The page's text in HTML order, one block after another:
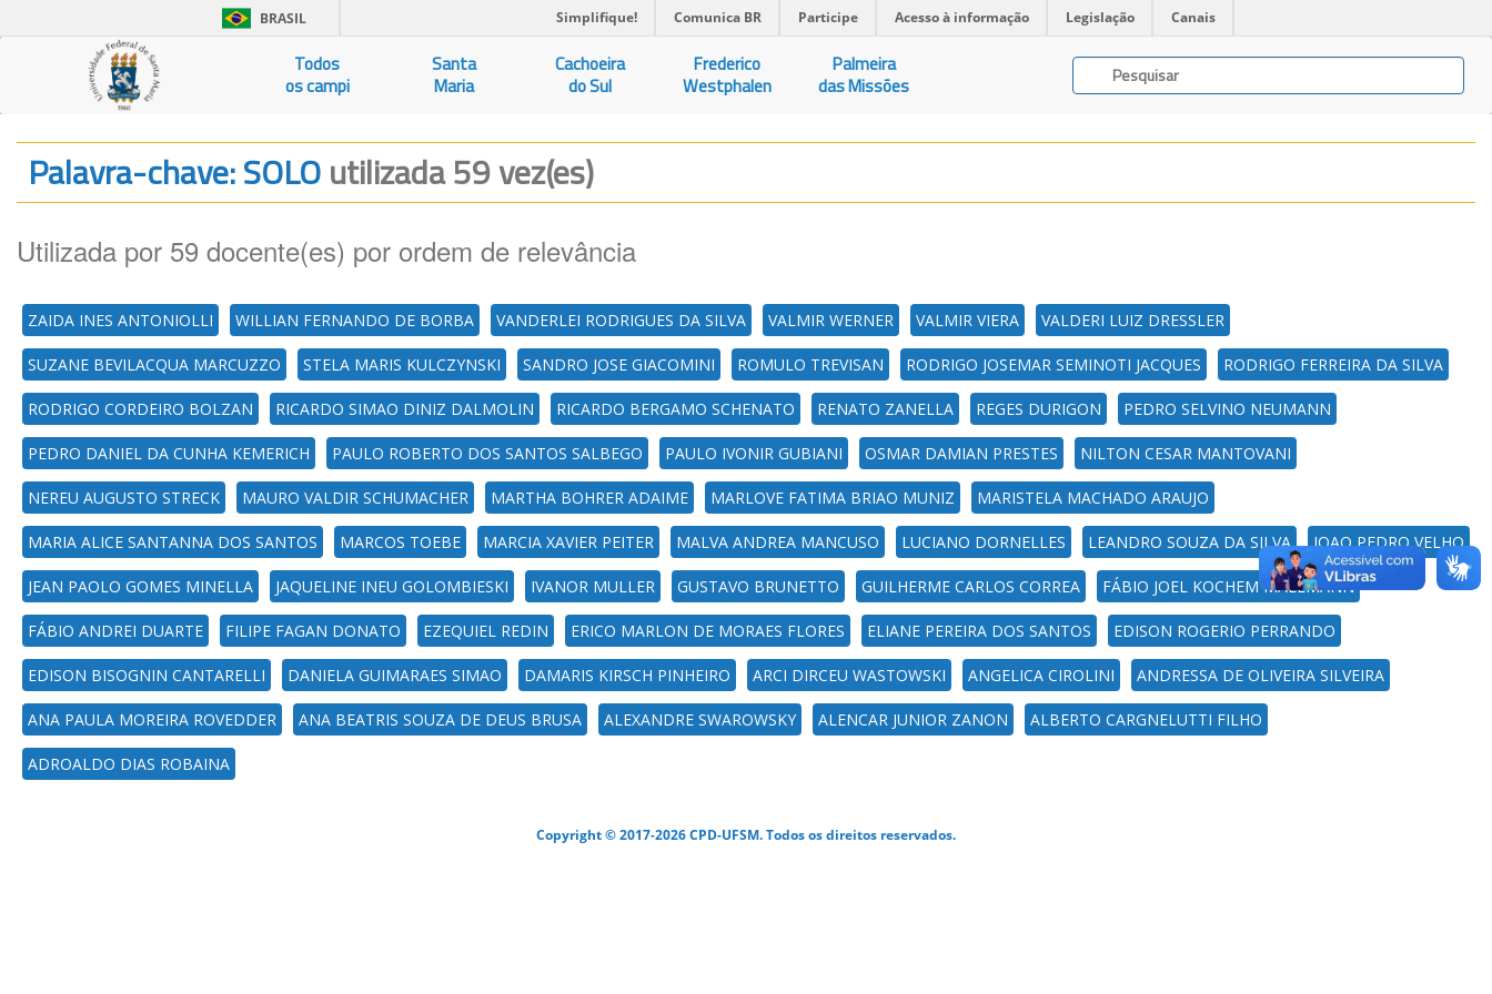
BRASIL Simplifique! Comunica BR Participe Acesso à informação Legislação Canais
Todos
os campi
Santa
Maria
Cachoeira
do Sul
Frederico
Westphalen
Palmeira
das Missões
Palavra-chave: SOLOutilizada 59 vez(es)
Utilizada por 59 docente(es) por ordem de relevância
ZAIDA INES ANTONIOLLI WILLIAN FERNANDO DE BORBA VANDERLEI RODRIGUES DA SILVA VALMIR WERNER VALMIR VIERA VALDERI LUIZ DRESSLER
SUZANE BEVILACQUA MARCUZZO STELA MARIS KULCZYNSKI SANDRO JOSE GIACOMINI ROMULO TREVISAN RODRIGO JOSEMAR SEMINOTI JACQUES RODRIGO FERREIRA DA SILVA
RODRIGO CORDEIRO BOLZAN RICARDO SIMAO DINIZ DALMOLIN RICARDO BERGAMO SCHENATO RENATO ZANELLA REGES DURIGON PEDRO SELVINO NEUMANN
PEDRO DANIEL DA CUNHA KEMERICH PAULO ROBERTO DOS SANTOS SALBEGO PAULO IVONIR GUBIANI OSMAR DAMIAN PRESTES NILTON CESAR MANTOVANI
NEREU AUGUSTO STRECK MAURO VALDIR SCHUMACHER MARTHA BOHRER ADAIME MARLOVE FATIMA BRIAO MUNIZ MARISTELA MACHADO ARAUJO
MARIA ALICE SANTANNA DOS SANTOS MARCOS TOEBE MARCIA XAVIER PEITER MALVA ANDREA MANCUSO LUCIANO DORNELLES LEANDRO SOUZA DA SILVA JOAO PEDRO VELHO
JEAN PAOLO GOMES MINELLA JAQUELINE INEU GOLOMBIESKI IVANOR MULLER GUSTAVO BRUNETTO GUILHERME CARLOS CORREA FÁBIO JOEL KOCHEM MALLMANN
FÁBIO ANDREI DUARTE FILIPE FAGAN DONATO EZEQUIEL REDIN ERICO MARLON DE MORAES FLORES ELIANE PEREIRA DOS SANTOS EDISON ROGERIO PERRANDO
EDISON BISOGNIN CANTARELLI DANIELA GUIMARAES SIMAO DAMARIS KIRSCH PINHEIRO ARCI DIRCEU WASTOWSKI ANGELICA CIROLINI ANDRESSA DE OLIVEIRA SILVEIRA
ANA PAULA MOREIRA ROVEDDER ANA BEATRIS SOUZA DE DEUS BRUSA ALEXANDRE SWAROWSKY ALENCAR JUNIOR ZANON ALBERTO CARGNELUTTI FILHO
ADROALDO DIAS ROBAINA
Copyright © 2017-2026 CPD-UFSM. Todos os direitos reservados.